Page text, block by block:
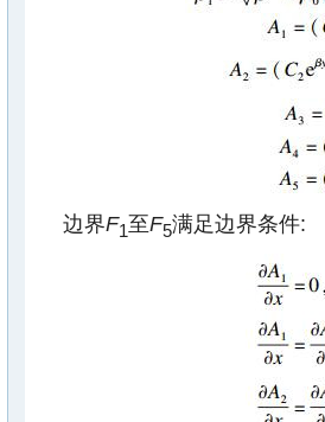
边界F1至F5满足边界条件: